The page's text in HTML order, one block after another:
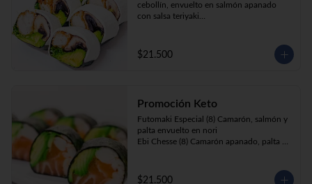
cebollín, envuelto en salmón apanado
con salsa teriyaki
Sake Ebi (8) Camarón, salmón, queso
crema y cebollín envuelto en palta.
$21.500
Promoción Keto
Futomaki Especial (8) Camarón, salmón y
palta envuelto en nori
Ebi Chesse (8) Camarón apanado, palta y
Sake Ebi (8) Camarón, salmón, queso
$21.500